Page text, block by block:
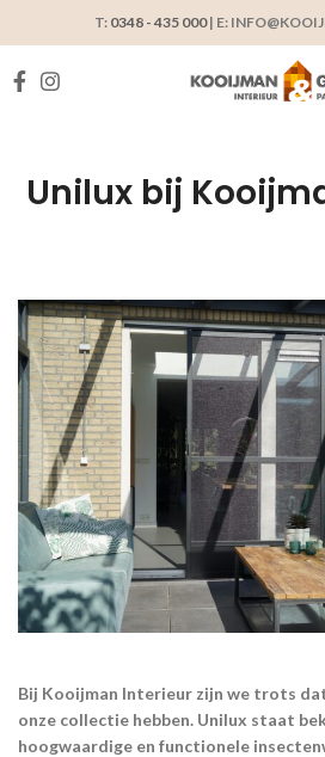
T: 0348 - 435 000| E:
Unilux bij
Bij Kooijman Interieur zijn we trots
onze collectie hebben. Unilux staat
hoogwaardige en functionele